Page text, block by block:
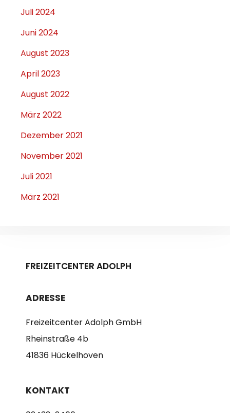
Juli 2024
Juni 2024
August 2023
April 2023
August 2022
März 2022
Dezember 2021
November 2021
Juli 2021
März 2021
FREIZEITCENTER ADOLPH
ADRESSE
Freizeitcenter Adolph GmbH
Rheinstraße 4b
41836 Hückelhoven
KONTAKT